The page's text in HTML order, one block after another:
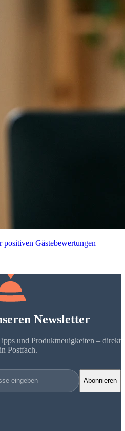
positiven Gästebewertungen
Newsletter
und Produktneuigkeiten – direkt
Postfach.
Abonnieren